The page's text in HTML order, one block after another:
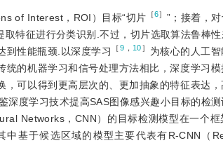
of Interest，ROI）目标“切片 ［6］ ”；接着，
取特征进行分类识别.不过，切片选取算法鲁棒性
到性能瓶颈.以深度学习
［9 ， 10］
为核心的人工
的机器学习和信号处理方法相比，深度学习
可以得到更高层次的、更加抽象的特征表达
度学习技术提高SAS图像感兴趣小目标的检
Networks，CNN）的目标检测模型在一个框
基于候选区域的模型主要代表有R-CNN（